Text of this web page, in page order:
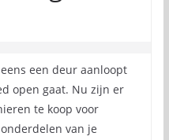
een deur aanloopt
open gaat. Nu zijn er
te koop voor
van je